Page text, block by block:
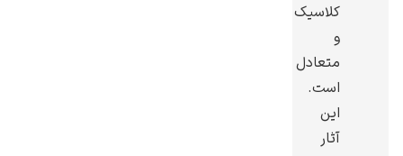
کلاسیک
و
متعادل
است.
این
آثار